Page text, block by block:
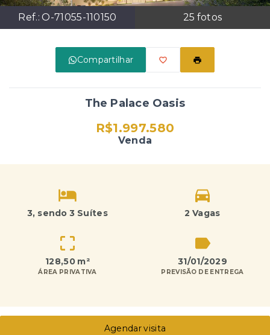
Ref.:O-71055-110150 25 fotos
Compartilhar
The Palace Oasis
R$1.997.580
Venda
3, sendo 3 Suítes 2 Vagas
128,50 m²
ÁREA PRIVATIVA
31/01/2029
PREVISÃO DE ENTREGA
Agendar visita